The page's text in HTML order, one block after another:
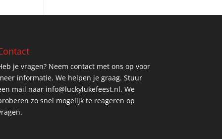
je vragen? Neem contact met ons op voor
informatie. We helpen je graag. Stuur
mail naar info@luckylukefeest.nl. We
zo snel mogelijk te reageren op